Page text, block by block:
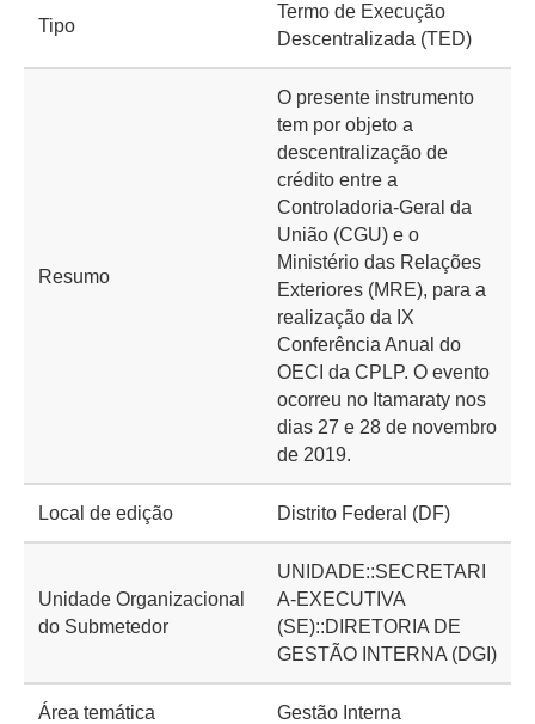
Tipo
Termo de Execução
Descentralizada (TED)
Resumo
O presente instrumento
tem por objeto a
descentralização de
crédito entre a
Controladoria-Geral da
União (CGU) e o
Ministério das Relações
Exteriores (MRE), para a
realização da IX
Conferência Anual do
OECI da CPLP. O evento
ocorreu no Itamaraty nos
dias 27 e 28 de novembro
de 2019.
Local de edição Distrito Federal (DF)
Unidade Organizacional
do Submetedor
UNIDADE::SECRETARI
A-EXECUTIVA
(SE)::DIRETORIA DE
GESTÃO INTERNA (DGI)
Área temática Gestão Interna